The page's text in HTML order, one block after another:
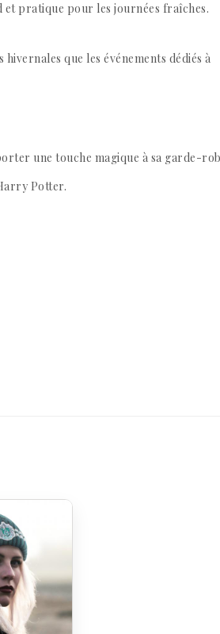
pratique pour les journées fraîches.
que les événements dédiés à
une touche magique à sa garde-
Potter.